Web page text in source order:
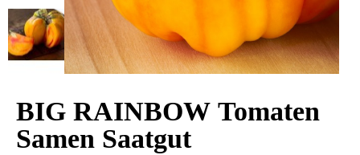
BIG RAINBOW Tomaten
Samen Saatgut